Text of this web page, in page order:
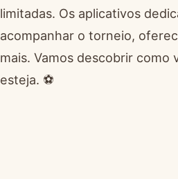
limitadas. Os aplicativos
acompanhar o torneio,
mais. Vamos descobrir
esteja. ⚽